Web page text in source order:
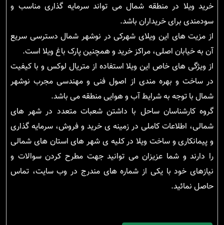
خرید ویلا در منطقه شمال می تواند سرمایه گذاری مناسب و
سودمندی برای خریداران باشد.
از مزیت های این ویلای شهرکی در نوشهر شمال دسترسی سریع
آن به خیابان اصلی، مراکز خرید و همچنین پارک باغ ویلا است.
از ویژگی های خاص این ویلا استفاده از متریال لوکس و با کیفیت
در ساخت و بهره مندی از اصول فنی و مهندسی مجرب نوشهر
شمال با توجه به شرایط آب و هوایی منطقه می باشد.
گروه کارشناسان ساحل با داشتن شعبات متعدد در شهر های
شمالی، اطلاعات کاملی در زمینه ی خرید و فروش، سرمایه گذاری
و پیمانکاری و ساخت ویلا در کلیه ی شهر های استان های شمالی
را دارند و شما عزیزان می توانید جهت مطرح کردن سوالات و
نیازهای خود با یکی از شماره های مندرج در وب سایت، تماس
حاصل نمائید.